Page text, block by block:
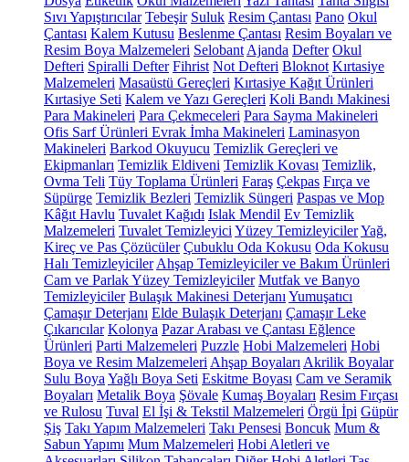
Sıvı Yapıştırıcılar Tebeşir Suluk Resim Çantası Pano Okul
Çantası Kalem Kutusu Beslenme Çantası Resim Boyaları ve
Resim Boya Malzemeleri Selobant Ajanda Defter Okul
Defteri Spiralli Defter Fihrist Not Defteri Bloknot Kırtasiye
Malzemeleri Masaüstü Gereçleri Kırtasiye Kağıt Ürünleri
Kırtasiye Seti Kalem ve Yazı Gereçleri Koli Bandı Makinesi
Para Makineleri Para Çekmeceleri Para Sayma Makineleri
Ofis Sarf Ürünleri Evrak İmha Makineleri Laminasyon
Makineleri Barkod Okuyucu Temizlik Gereçleri ve
Ekipmanları Temizlik Eldiveni Temizlik Kovası Temizlik,
Ovma Teli Tüy Toplama Ürünleri Faraş Çekpas Fırça ve
Süpürge Temizlik Bezleri Temizlik Süngeri Paspas ve Mop
Kâğıt Havlu Tuvalet Kağıdı Islak Mendil Ev Temizlik
Malzemeleri Tuvalet Temizleyici Yüzey TemizleyicilerYağ,
Kireç ve Pas Çözücüler Çubuklu Oda Kokusu Oda Kokusu
Halı Temizleyiciler Ahşap Temizleyiciler ve Bakım Ürünleri
Cam ve Parlak Yüzey Temizleyiciler Mutfak ve Banyo
Temizleyiciler Bulaşık Makinesi Deterjanı Yumuşatıcı
Çamaşır Deterjanı Elde Bulaşık Deterjanı Çamaşır Leke
Çıkarıcılar Kolonya Pazar Arabası ve Çantası Eğlence
Ürünleri Parti Malzemeleri Puzzle Hobi Malzemeleri Hobi
Boya ve Resim Malzemeleri Ahşap Boyaları Akrilik Boyalar
Sulu Boya Yağlı Boya Seti Eskitme Boyası Cam ve Seramik
Boyaları Metalik Boya Şövale Kumaş Boyaları Resim Fırçası
ve Rulosu Tuval El İşi & Tekstil Malzemeleri Örgü İpi Güpür
Şiş Takı Yapım Malzemeleri Takı Pensesi Boncuk Mum &
Sabun Yapımı Mum Malzemeleri Hobi Aletleri ve